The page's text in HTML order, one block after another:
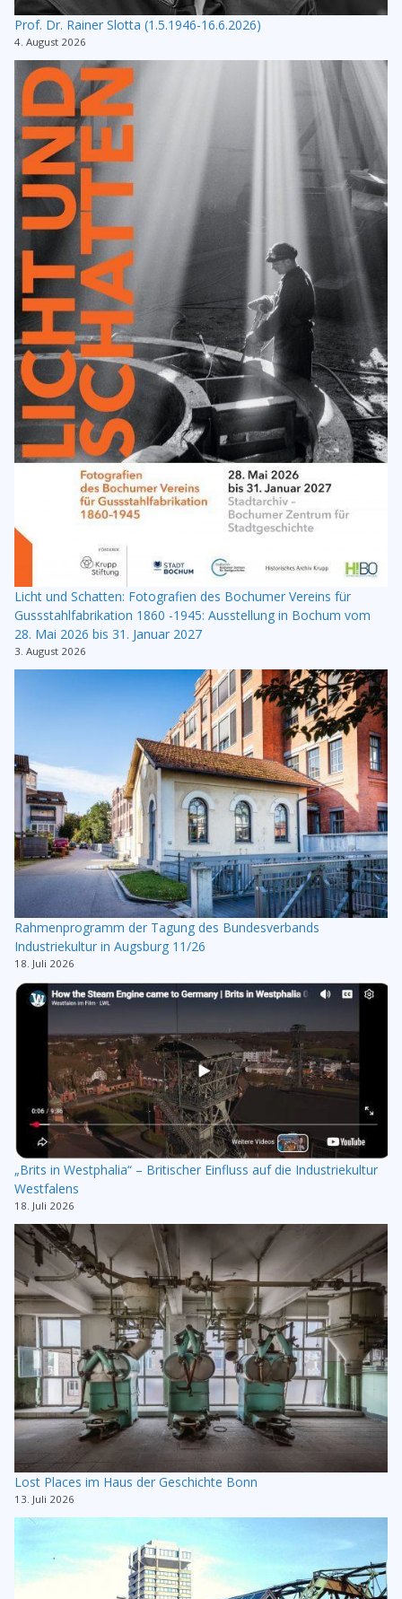
Prof. Dr. Rainer Slotta (1.5.1946-16.6.2026)
4. August 2026
Licht und Schatten: Fotografien des Bochumer Vereins für
Gussstahlfabrikation 1860 -1945: Ausstellung in Bochum vom
28. Mai 2026 bis 31. Januar 2027
3. August 2026
Rahmenprogramm der Tagung des Bundesverbands
Industriekultur in Augsburg 11/26
18. Juli 2026
„Brits in Westphalia“ – Britischer Einfluss auf die Industriekultur
Westfalens
18. Juli 2026
Lost Places im Haus der Geschichte Bonn
13. Juli 2026